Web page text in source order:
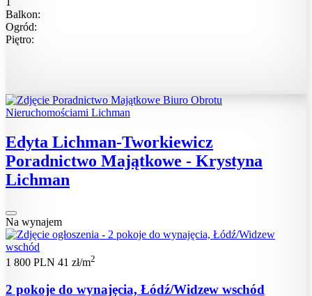
Balkon:
Ogród:
Piętro:
Edyta Lichman-Tworkiewicz
Poradnictwo Majątkowe - Krystyna
Lichman
Na wynajem
1 800 PLN 41 zł/m2
2 pokoje do wynajęcia, Łódź/Widzew wschód